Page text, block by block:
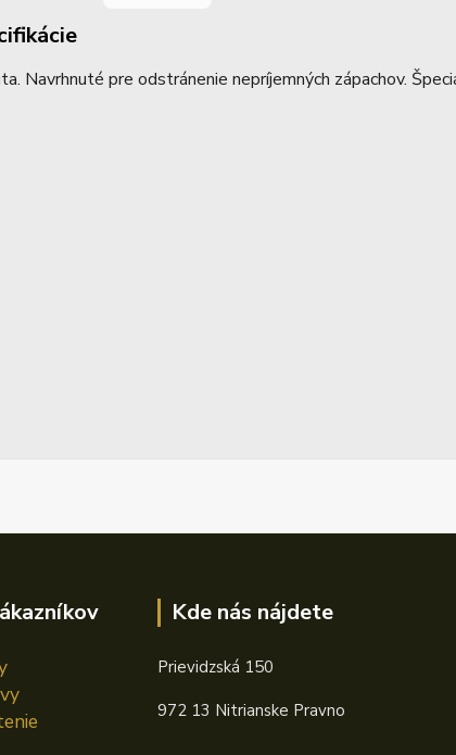
Navrhnuté pre odstránenie nepríjemných zápachov.
Kde nás nájdete
Prievidzská 150
972 13 Nitrianske Pravno